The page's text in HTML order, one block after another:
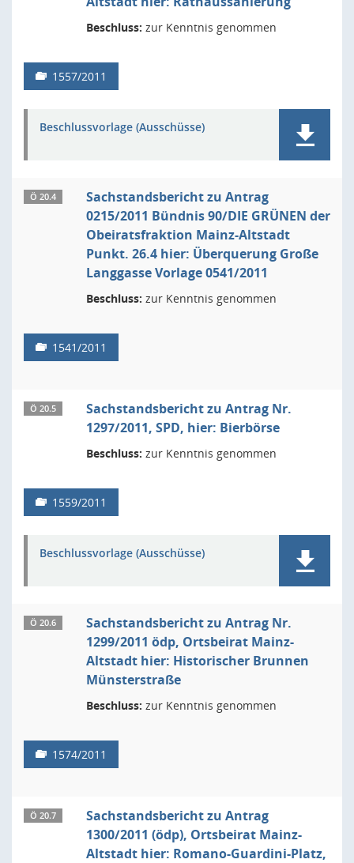
Beschluss: zur Kenntnis genommen
1557/2011
Beschlussvorlage (Ausschüsse)
Ö 20.4
Sachstandsbericht zu Antrag
0215/2011 Bündnis 90/DIE GRÜNEN der
Obeiratsfraktion Mainz-Altstadt
Punkt. 26.4 hier: Überquerung Große
Langgasse Vorlage 0541/2011
Beschluss: zur Kenntnis genommen
1541/2011
Ö 20.5
Sachstandsbericht zu Antrag Nr.
1297/2011, SPD, hier: Bierbörse
Beschluss: zur Kenntnis genommen
1559/2011
Beschlussvorlage (Ausschüsse)
Ö 20.6
Sachstandsbericht zu Antrag Nr.
1299/2011 ödp, Ortsbeirat Mainz-
Altstadt hier: Historischer Brunnen
Münsterstraße
Beschluss: zur Kenntnis genommen
1574/2011
Ö 20.7
Sachstandsbericht zu Antrag
1300/2011 (ödp), Ortsbeirat Mainz-
Altstadt hier: Romano-Guardini-Platz,